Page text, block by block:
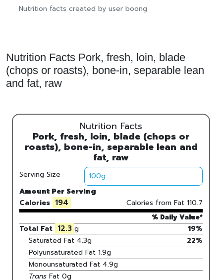
Nutrition facts created by user boong
Nutrition Facts Pork, fresh, loin, blade
(chops or roasts), bone-in, separable lean
and fat, raw
Nutrition Facts
Pork, fresh, loin, blade (chops or
roasts), bone-in, separable lean and
fat, raw
Serving Size
Amount Per Serving
Calories 194 Calories from Fat 110.7
% Daily Value*
Total Fat 12.3 g
19%
Saturated Fat 4.3g 22%
Polyunsaturated Fat 1.9g
Monounsaturated Fat 4.9g
TransFat 0g